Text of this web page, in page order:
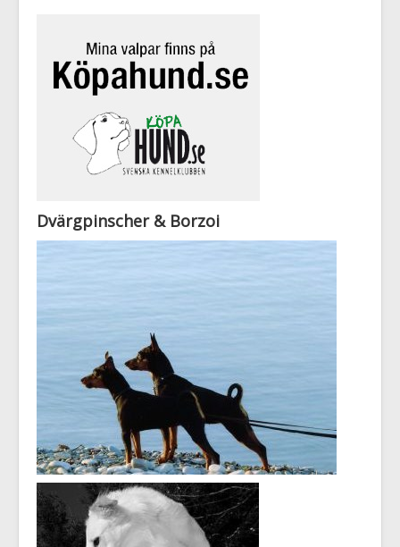
Dvärgpinscher & Borzoi